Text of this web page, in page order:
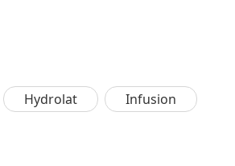
Hydrolat Infusion